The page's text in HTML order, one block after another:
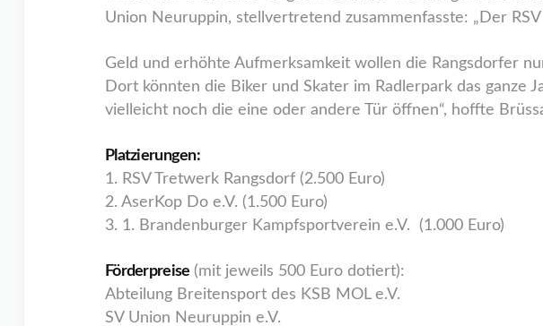
Union Neuruppin, stellvertretend zusammenfasste: „Der
Geld und erhöhte Aufmerksamkeit wollen die Rangsdorfer
Dort könnten die Biker und Skater im Radlerpark das
vielleicht noch die eine oder andere Tür öffnen“, hoffte
Platzierungen:
1. RSV Tretwerk Rangsdorf (2.500 Euro)
2. AserKop Do e.V. (1.500 Euro)
3. 1. Brandenburger Kampfsportverein e.V. (1.000 Euro)
Förderpreise (mit jeweils 500 Euro dotiert):
Abteilung Breitensport des KSB MOL e.V.
SV Union Neuruppin e.V.